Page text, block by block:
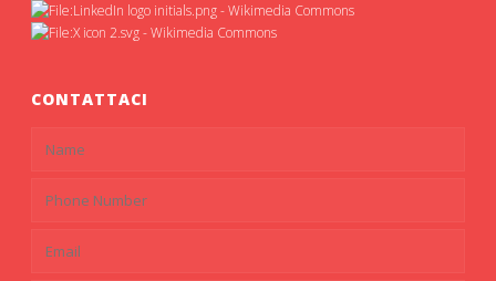
CONTATTACI